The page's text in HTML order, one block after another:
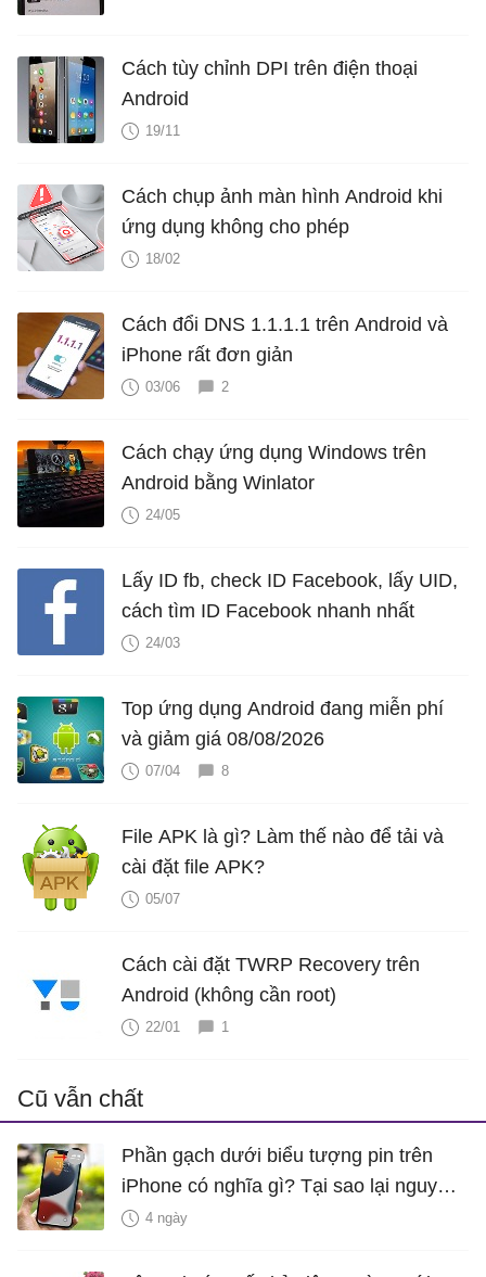
Cách tùy chỉnh DPI trên điện thoại
Android
19/11
Cách chụp ảnh màn hình Android khi
ứng dụng không cho phép
18/02
Cách đổi DNS 1.1.1.1 trên Android và
iPhone rất đơn giản
03/06 2
Cách chạy ứng dụng Windows trên
Android bằng Winlator
24/05
Lấy ID fb, check ID Facebook, lấy UID,
cách tìm ID Facebook nhanh nhất
24/03
Top ứng dụng Android đang miễn phí
và giảm giá 08/08/2026
07/04 8
File APK là gì? Làm thế nào để tải và
cài đặt file APK?
05/07
Cách cài đặt TWRP Recovery trên
Android (không cần root)
22/01 1
Cũ vẫn chất
Phần gạch dưới biểu tượng pin trên
iPhone có nghĩa gì? Tại sao lại nguy
hiểm?
4 ngày